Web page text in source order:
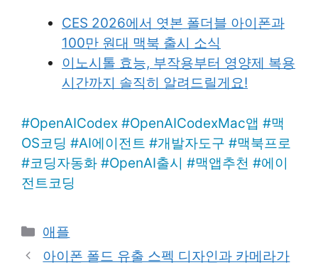
CES 2026에서 엿본 폴더블 아이폰과
100만 원대 맥북 출시 소식
이노시톨 효능, 부작용부터 영양제 복용
시간까지 솔직히 알려드릴게요!
#OpenAICodex #OpenAICodexMac앱 #맥
OS코딩 #AI에이전트 #개발자도구 #맥북프로
#코딩자동화 #OpenAI출시 #맥앱추천 #에이
전트코딩
Categories
애플
아이폰 폴드 유출 스펙 디자인과 카메라가